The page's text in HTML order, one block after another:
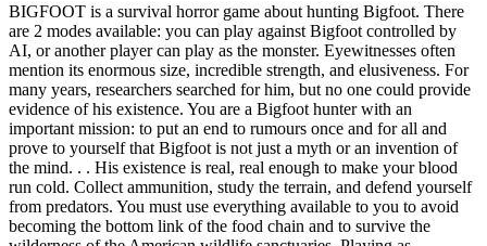
BIGFOOT is a survival horror game about hunting Bigfoot. There
are 2 modes available: you can play against Bigfoot controlled by
AI, or another player can play as the monster. Eyewitnesses often
mention its enormous size, incredible strength, and elusiveness. For
many years, researchers searched for him, but no one could provide
evidence of his existence. You are a Bigfoot hunter with an
important mission: to put an end to rumours once and for all and
prove to yourself that Bigfoot is not just a myth or an invention of
the mind. . . His existence is real, real enough to make your blood
run cold. Collect ammunition, study the terrain, and defend yourself
from predators. You must use everything available to you to avoid
becoming the bottom link of the food chain and to survive the